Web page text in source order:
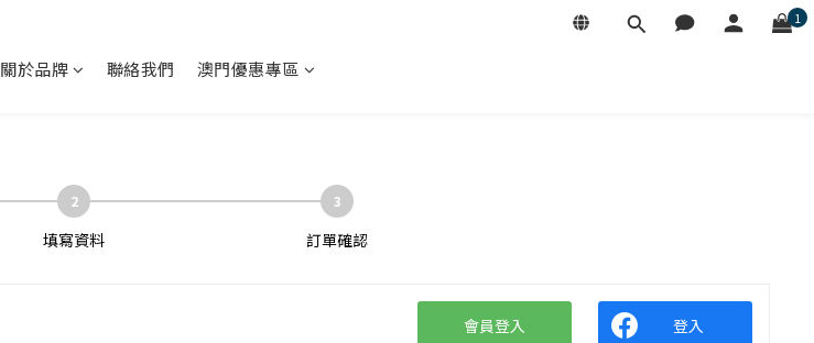
1
關於品牌 聯絡我們 澳門優惠專區
2
填寫資料
3
訂單確認
會員登入 登入